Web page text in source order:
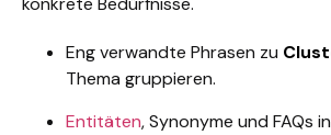
Eng verwandte Phrasen zu
Thema gruppieren.
Entitäten, Synonyme und FAQs